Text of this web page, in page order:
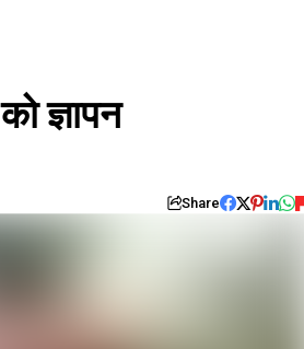
ज्ञापन
Share